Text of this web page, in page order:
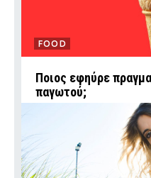
FOOD
Ποιος εφηύρε
παγωτού;